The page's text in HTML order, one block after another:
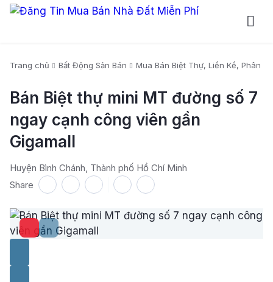
Trang chủ Bất Động Sản Bán Mua Bán Biệt Thự, Liền Kề, Phân Lô
Bán Biệt thự mini MT đường số 7
ngay cạnh công viên gần
Gigamall
Huyện Bình Chánh, Thành phố Hồ Chí Minh
Share